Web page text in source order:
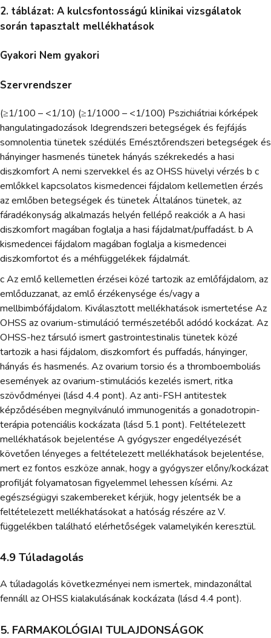
2. táblázat: A kulcsfontosságú klinikai vizsgálatok
során tapasztalt mellékhatások
Gyakori Nem gyakori
Szervrendszer
(≥1/100 – <1/10) (≥1/1000 – <1/100) Pszichiátriai kórképek
hangulatingadozások Idegrendszeri betegségek és fejfájás
somnolentia tünetek szédülés Emésztőrendszeri betegségek és
hányinger hasmenés tünetek hányás székrekedés a hasi
diszkomfort A nemi szervekkel és az OHSS hüvelyi vérzés b c
emlőkkel kapcsolatos kismedencei fájdalom kellemetlen érzés
az emlőben betegségek és tünetek Általános tünetek, az
fáradékonyság alkalmazás helyén fellépő reakciók a A hasi
diszkomfort magában foglalja a hasi fájdalmat/puffadást. b A
kismedencei fájdalom magában foglalja a kismedencei
diszkomfortot és a méhfüggelékek fájdalmát.
c Az emlő kellemetlen érzései közé tartozik az emlőfájdalom, az
emlőduzzanat, az emlő érzékenysége és/vagy a
mellbimbófájdalom. Kiválasztott mellékhatások ismertetése Az
OHSS az ovarium-stimuláció természetéből adódó kockázat. Az
OHSS-hez társuló ismert gastrointestinalis tünetek közé
tartozik a hasi fájdalom, diszkomfort és puffadás, hányinger,
hányás és hasmenés. Az ovarium torsio és a thromboemboliás
események az ovarium-stimulációs kezelés ismert, ritka
szövődményei (lásd 4.4 pont). Az anti-FSH antitestek
képződésében megnyilvánuló immunogenitás a gonadotropin-
terápia potenciális kockázata (lásd 5.1 pont). Feltételezett
mellékhatások bejelentése A gyógyszer engedélyezését
követően lényeges a feltételezett mellékhatások bejelentése,
mert ez fontos eszköze annak, hogy a gyógyszer előny/kockázat
profilját folyamatosan figyelemmel lehessen kísérni. Az
egészségügyi szakembereket kérjük, hogy jelentsék be a
feltételezett mellékhatásokat a hatóság részére az V.
függelékben található elérhetőségek valamelyikén keresztül.
4.9 Túladagolás
A túladagolás következményei nem ismertek, mindazonáltal
fennáll az OHSS kialakulásának kockázata (lásd 4.4 pont).
5. FARMAKOLÓGIAI TULAJDONSÁGOK